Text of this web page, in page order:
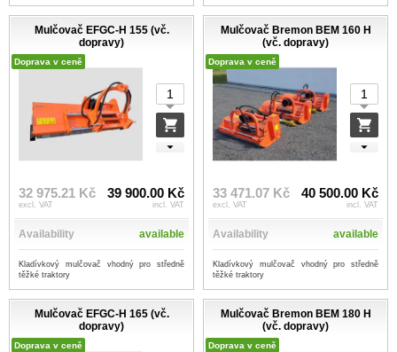
Mulčovač EFGC-H 155 (vč.
dopravy)
Doprava v ceně
32 975.21 Kč
excl. VAT
39 900.00 Kč
incl. VAT
Availability available
Kladívkový mulčovač vhodný pro středně
těžké traktory
Mulčovač Bremon BEM 160 H
(vč. dopravy)
Doprava v ceně
33 471.07 Kč
excl. VAT
40 500.00 Kč
incl. VAT
Availability available
Kladívkový mulčovač vhodný pro středně
těžké traktory
Mulčovač EFGC-H 165 (vč.
dopravy)
Doprava v ceně
Mulčovač Bremon BEM 180 H
(vč. dopravy)
Doprava v ceně